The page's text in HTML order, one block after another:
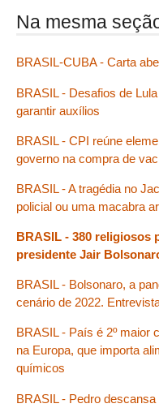
Na mesma
BRASIL-CUBA - Carta
BRASIL - Desafios de
garantir auxílios
BRASIL - CPI reúne
governo na compra de
BRASIL - A tragédia no
policial ou uma macabra
BRASIL - 380 religiosos
presidente Jair
BRASIL - Bolsonaro, a
cenário de 2022.
BRASIL - País é 2º maior
na Europa, que importa
químicos
BRASIL - Pedro